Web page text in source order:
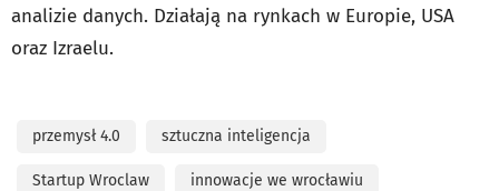
analizie danych. Działają na rynkach w Europie, USA
oraz Izraelu.
przemysł 4.0 sztuczna inteligencja
Startup Wroclaw innowacje we wrocławiu